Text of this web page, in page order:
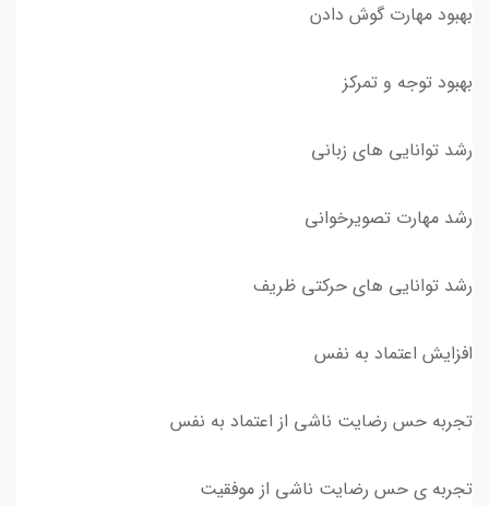
بهبود مهارت گوش دادن
بهبود توجه و تمرکز
رشد توانایی های زبانی
رشد مهارت تصویرخوانی
رشد توانایی های حرکتی ظریف
افزایش اعتماد به نفس
تجربه حس رضایت ناشی از اعتماد به نفس
تجربه ی حس رضایت ناشی از موفقیت